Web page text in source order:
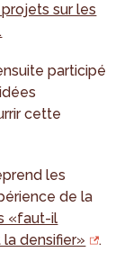
sur les
participé
cette
les
de la
«faut-il
densifier»
.